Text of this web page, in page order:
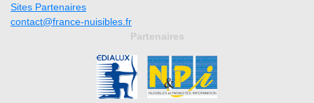
Sites Partenaires
contact@france-nuisibles.fr
Partenaires